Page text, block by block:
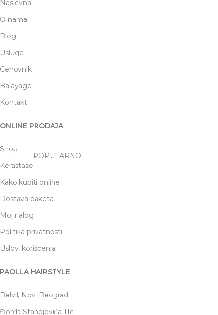
Naslovna
O nama
Blog
Usluge
Cenovnik
Balayage
Kontakt
ONLINE PRODAJA
Shop
Kérastase
POPULARNO
Kako kupiti online
Dostava paketa
Moj nalog
Politika privatnosti
Uslovi korišćenja
PAOLLA HAIRSTYLE
Belvil, Novi Beograd
Đorđa Stanojevića 11d